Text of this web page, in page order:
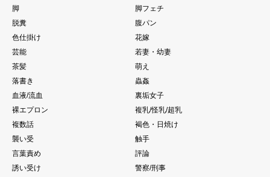
脚
脚フェチ
脱糞
腹パン
色仕掛け
花嫁
芸能
若妻・幼妻
茶髪
萌え
落書き
蟲姦
血液/流血
裏垢女子
裸エプロン
複乳/怪乳/超乳
複数話
褐色・日焼け
襲い受
触手
言葉責め
評論
誘い受け
警察/刑事